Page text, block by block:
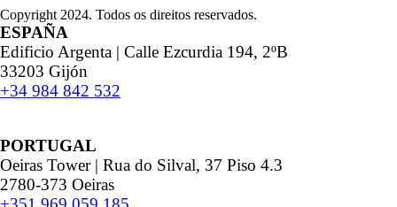
Copyright 2024. Todos os direitos reservados.
ESPAÑA
Edificio Argenta | Calle Ezcurdia 194, 2ºB
33203 Gijón
+34 984 842 532
PORTUGAL
Oeiras Tower | Rua do Silval, 37 Piso 4.3
2780-373 Oeiras